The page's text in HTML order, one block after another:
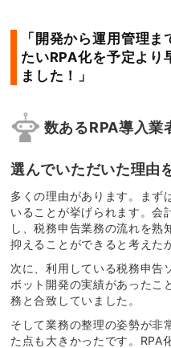
「開発から運用管理
たいRPA化を予定より
ました！」
数あるRPA導入業
選んでいただいた理由
多くの理由があります。まず
いることが挙げられます。会
し、税務申告業務の流れを熟
抑えることができると考えた
次に、利用している税務申告
ボット開発の実績があったこ
務と合致していました。
そして業務の整理の姿勢が非
た点も大きかったです。RPA